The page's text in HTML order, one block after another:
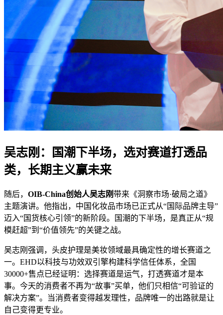
吴志刚：国潮下半场，选对赛道打透品
类，长期主义赢未来
随后， OIB-China创始人吴志刚带来《洞察市场·破局之道》
主题演讲。他指出，中国化妆品市场已正式从“国际品牌主导”
迈入“国货核心引领”的新阶段。国潮的下半场，是真正从“规
模赶超”到“价值领先”的关键之战。
吴志刚强调，头皮护理是美妆领域最具确定性的增长赛道之
一。EHD以科技与功效双引擎构建科学信任体系，全国
30000+售点已经证明：选择赛道是运气，打透赛道才是本
事。今天的消费者不再为“故事”买单，他们只相信“可验证的
解决方案”。当消费者变得越发理性，品牌唯一的出路就是让
自己变得更专业。